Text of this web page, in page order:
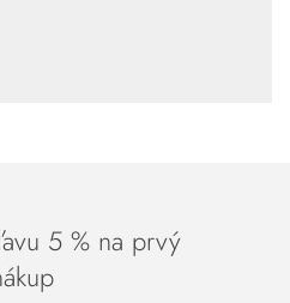
5 % na prvý